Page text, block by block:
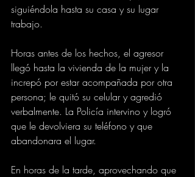
siguiéndola hasta su casa y su lugar
trabajo.
Horas antes de los hechos, el agresor
llegó hasta la vivienda de la mujer y la
increpó por estar acompañada por otra
persona; le quitó su celular y agredió
verbalmente. La Policía intervino y logró
que le devolviera su teléfono y que
abandonara el lugar.
En horas de la tarde, aprovechando que